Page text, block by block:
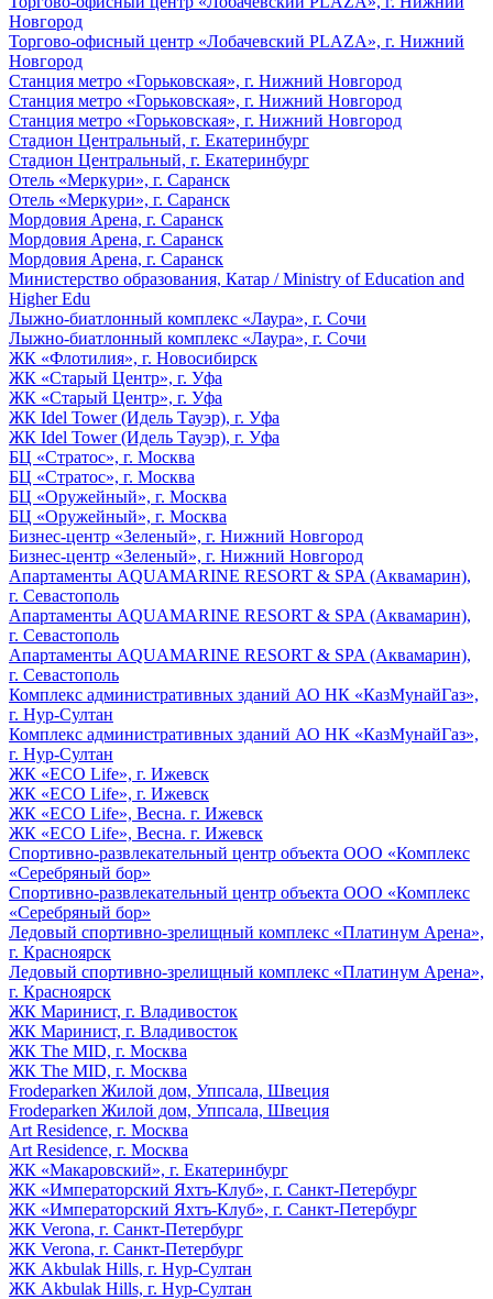
Новгород
Торгово-офисный центр «Лобачевский PLAZA», г. Нижний
Новгород
Станция метро «Горьковская», г. Нижний Новгород
Станция метро «Горьковская», г. Нижний Новгород
Станция метро «Горьковская», г. Нижний Новгород
Стадион Центральный, г. Екатеринбург
Стадион Центральный, г. Екатеринбург
Отель «Меркури», г. Саранск
Отель «Меркури», г. Саранск
Мордовия Арена, г. Саранск
Мордовия Арена, г. Саранск
Мордовия Арена, г. Саранск
Министерство образования, Катар / Ministry of Education and
Higher Edu
Лыжно-биатлонный комплекс «Лаура», г. Сочи
Лыжно-биатлонный комплекс «Лаура», г. Сочи
ЖК «Флотилия», г. Новосибирск
ЖК «Старый Центр», г. Уфа
ЖК «Старый Центр», г. Уфа
ЖК Idel Tower (Идель Тауэр), г. Уфа
ЖК Idel Tower (Идель Тауэр), г. Уфа
БЦ «Стратос», г. Москва
БЦ «Стратос», г. Москва
БЦ «Оружейный», г. Москва
БЦ «Оружейный», г. Москва
Бизнес-центр «Зеленый», г. Нижний Новгород
Бизнес-центр «Зеленый», г. Нижний Новгород
Апартаменты AQUAMARINE RESORT & SPA (Аквамарин),
г. Севастополь
Апартаменты AQUAMARINE RESORT & SPA (Аквамарин),
г. Севастополь
Апартаменты AQUAMARINE RESORT & SPA (Аквамарин),
г. Севастополь
Комплекс административных зданий АО НК «КазМунайГаз»,
г. Нур-Султан
Комплекс административных зданий АО НК «КазМунайГаз»,
г. Нур-Султан
ЖК «ECO Life», г. Ижевск
ЖК «ECO Life», г. Ижевск
ЖК «ECO Life», Весна. г. Ижевск
ЖК «ECO Life», Весна. г. Ижевск
Спортивно-развлекательный центр объекта ООО «Комплекс
«Серебряный бор»
Спортивно-развлекательный центр объекта ООО «Комплекс
«Серебряный бор»
Ледовый спортивно-зрелищный комплекс «Платинум Арена»,
г. Красноярск
Ледовый спортивно-зрелищный комплекс «Платинум Арена»,
г. Красноярск
ЖК Маринист, г. Владивосток
ЖК Маринист, г. Владивосток
ЖК The MID, г. Москва
ЖК The MID, г. Москва
Frodeparken Жилой дом, Уппсала, Швеция
Frodeparken Жилой дом, Уппсала, Швеция
Art Residence, г. Москва
Art Residence, г. Москва
ЖК «Макаровский», г. Екатеринбург
ЖК «Императорский Яхтъ-Клуб», г. Санкт-Петербург
ЖК «Императорский Яхтъ-Клуб», г. Санкт-Петербург
ЖК Verona, г. Санкт-Петербург
ЖК Verona, г. Санкт-Петербург
ЖК Akbulak Hills, г. Нур-Султан
ЖК Akbulak Hills, г. Нур-Султан